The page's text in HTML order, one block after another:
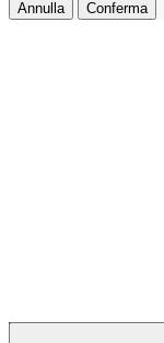
Annulla Conferma